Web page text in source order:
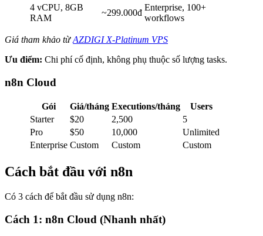
4 vCPU, 8GB
RAM
~299.000đ
Enterprise, 100+
workflows
Giá tham khảo từAZDIGI X-Platinum VPS
Ưu điểm: Chi phí cố định, không phụ thuộc số lượng tasks.
n8n Cloud
Gói Giá/tháng Executions/tháng
Users
Starter
$20 2,500
5
Pro
$50 10,000
Unlimited
Enterprise Custom Custom Custom
Cách bắt đầu với n8n
Có 3 cách để bắt đầu sử dụng n8n:
Cách 1: n8n Cloud (Nhanh nhất)